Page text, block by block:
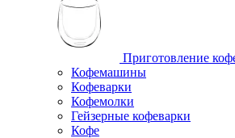
Приготовление
Кофемашины
Кофеварки
Кофемолки
Гейзерные кофеварки
Кофе